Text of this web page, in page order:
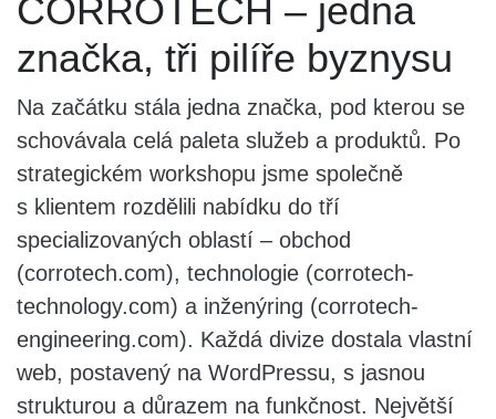
CORROTECH – jedna
značka, tři pilíře byznysu
Na začátku stála jedna značka, pod kterou se
schovávala celá paleta služeb a produktů. Po
strategickém workshopu jsme společně
s klientem rozdělili nabídku do tří
specializovaných oblastí – obchod
(corrotech.com), technologie (corrotech-
technology.com) a inženýring (corrotech-
engineering.com). Každá divize dostala vlastní
web, postavený na WordPressu, s jasnou
strukturou a důrazem na funkčnost. Největší